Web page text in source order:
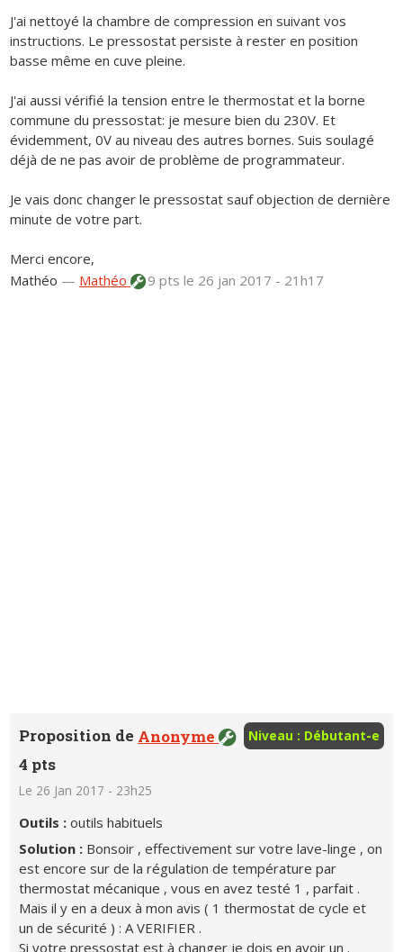
J'ai nettoyé la chambre de compression en suivant vos
instructions. Le pressostat persiste à rester en position
basse même en cuve pleine.
J'ai aussi vérifié la tension entre le thermostat et la borne
commune du pressostat: je mesure bien du 230V. Et
évidemment, 0V au niveau des autres bornes. Suis soulagé
déjà de ne pas avoir de problème de programmateur.
Je vais donc changer le pressostat sauf objection de dernière
minute de votre part.
Merci encore,
Mathéo — Mathéo 9 ptsle 26 jan 2017 - 21h17
Niveau : Débutant-e
Proposition de Anonyme
4 pts
Le 26 Jan 2017 - 23h25
Outils :outils habituels
Solution : Bonsoir , effectivement sur votre lave-linge , on
est encore sur de la régulation de température par
thermostat mécanique , vous en avez testé 1 , parfait .
Mais il y en a deux à mon avis ( 1 thermostat de cycle et
un de sécurité ) : A VERIFIER .
Si votre pressostat est à changer je dois en avoir un .